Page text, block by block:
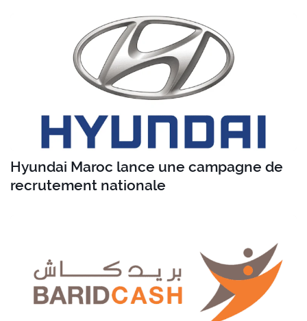
Hyundai Maroc lance une campagne de
recrutement nationale